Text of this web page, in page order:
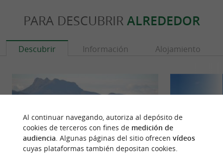
PARA DESCUBRIR ALREDEDOR
Descubrir Información Alojamiento
Al continuar navegando, autoriza al depósito de
cookies de terceros con fines de medición de
audiencia . Algunas páginas del sitio ofrecen vídeos
cuyas plataformas también depositan cookies.